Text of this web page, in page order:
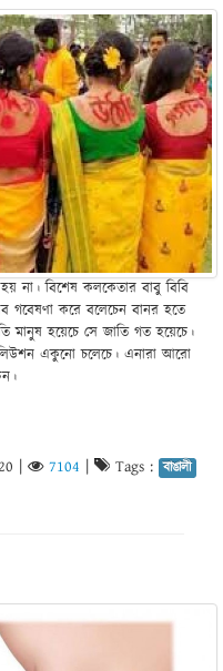
না। বিশেষ কলকেতার বাবু বিবি
গবেষণা করে বলেচেন বানর হতে
মানুষ হয়েচে সে জাতি গত হয়েচে।
একুনো চলেচে। এনারা আরো
| 7104 | Tags : বাঙালী